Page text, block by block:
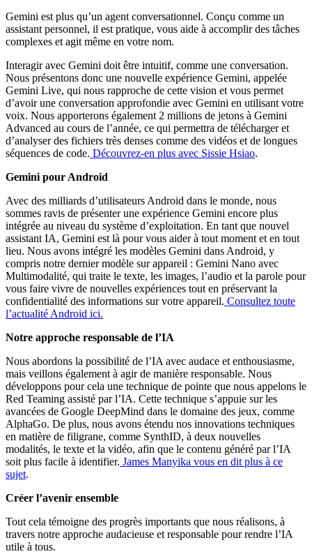
Gemini est plus qu’un agent conversationnel. Conçu comme un
assistant personnel, il est pratique, vous aide à accomplir des tâches
complexes et agit même en votre nom.
Interagir avec Gemini doit être intuitif, comme une conversation.
Nous présentons donc une nouvelle expérience Gemini, appelée
Gemini Live, qui nous rapproche de cette vision et vous permet
d’avoir une conversation approfondie avec Gemini en utilisant votre
voix. Nous apporterons également 2 millions de jetons à Gemini
Advanced au cours de l’année, ce qui permettra de télécharger et
d’analyser des fichiers très denses comme des vidéos et de longues
séquences de code. Découvrez-en plus avec Sissie Hsiao.
Gemini pour Android
Avec des milliards d’utilisateurs Android dans le monde, nous
sommes ravis de présenter une expérience Gemini encore plus
intégrée au niveau du système d’exploitation. En tant que nouvel
assistant IA, Gemini est là pour vous aider à tout moment et en tout
lieu. Nous avons intégré les modèles Gemini dans Android, y
compris notre dernier modèle sur appareil : Gemini Nano avec
Multimodalité, qui traite le texte, les images, l’audio et la parole pour
vous faire vivre de nouvelles expériences tout en préservant la
confidentialité des informations sur votre appareil. Consultez toute
l’actualité Android ici.
Notre approche responsable de l’IA
Nous abordons la possibilité de l’IA avec audace et enthousiasme,
mais veillons également à agir de manière responsable. Nous
développons pour cela une technique de pointe que nous appelons le
Red Teaming assisté par l’IA. Cette technique s’appuie sur les
avancées de Google DeepMind dans le domaine des jeux, comme
AlphaGo. De plus, nous avons étendu nos innovations techniques
en matière de filigrane, comme SynthID, à deux nouvelles
modalités, le texte et la vidéo, afin que le contenu généré par l’IA
soit plus facile à identifier. James Manyika vous en dit plus à ce
sujet.
Créer l’avenir ensemble
Tout cela témoigne des progrès importants que nous réalisons, à
travers notre approche audacieuse et responsable pour rendre l’IA
utile à tous.